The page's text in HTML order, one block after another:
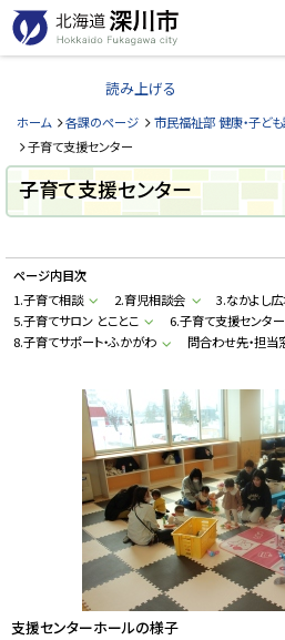
本
文
へ
ー
北
道
深
川
市
H
k
a
d
o
F
読み上げる
ホーム 各課のページ 市民福祉部 健康・子ど
子育て支援センター
子育て支援センター
ページ内目次
1.子育て相談
2.育児相談会 3.なかよし
5.子育てサロン とことこ
6.子育て支援センタ
8.子育てサポート・ふかがわ
問合わせ先・担当
支援センターホールの様子